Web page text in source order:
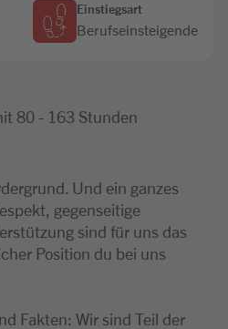
Einstiegsart
Berufseinsteigende
80 - 163 Stunden
Und ein ganzes
gegenseitige
sind für uns das
Position du bei uns
Fakten: Wir sind Teil der